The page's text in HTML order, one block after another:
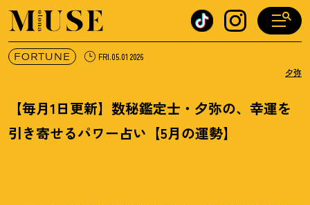
オトナミューズ ウェブ
FORTUNE FRI.05.01 2026
夕弥
【毎月1日更新】数秘鑑定士・夕弥の、幸運を
引き寄せるパワー占い【5月の運勢】